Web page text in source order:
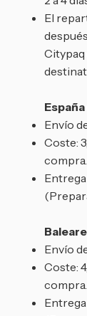
El
Citypaq
Envío
Coste:
compra.
Envío
Coste:
compra.